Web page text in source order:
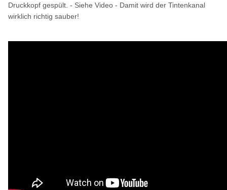
Druckkopf gespült. - Siehe Video - Damit wird der Tintenkanal
wirklich richtig sauber!